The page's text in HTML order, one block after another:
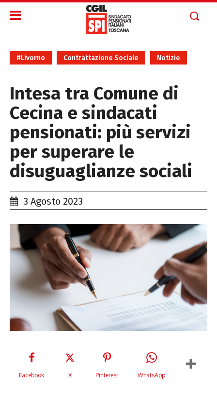
#Livorno Contrattazione Sociale Notizie
Intesa tra Comune di
Cecina e sindacati
pensionati: più servizi
per superare le
disuguaglianze sociali
3 Agosto 2023
Facebook X Pinterest WhatsApp